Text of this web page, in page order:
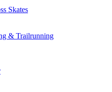
Skates
& Trailrunning